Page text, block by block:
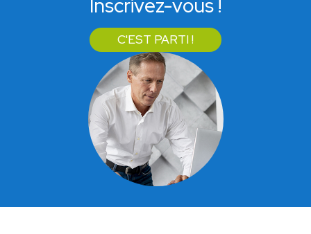
Inscrivez-vous !
C'EST PARTI !